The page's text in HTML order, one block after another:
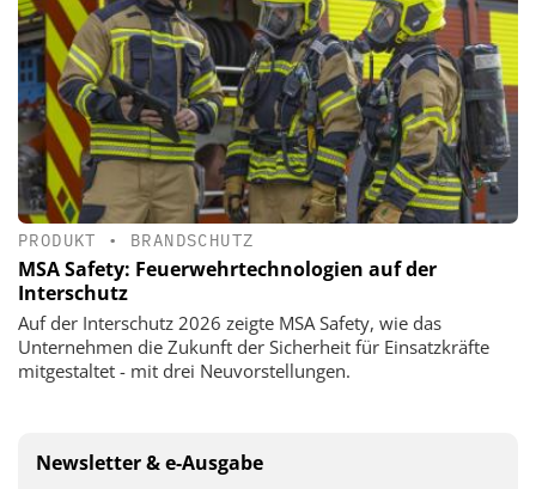
PRODUKT • BRANDSCHUTZ
MSA Safety: Feuerwehrtechnologien auf der
Interschutz
Auf der Interschutz 2026 zeigte MSA Safety, wie das
Unternehmen die Zukunft der Sicherheit für Einsatzkräfte
mitgestaltet - mit drei Neuvorstellungen.
Newsletter & e-Ausgabe